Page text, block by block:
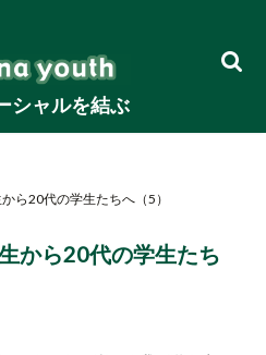
シャルを結ぶ
ら20代の学生たちへ（5）
から20代の学生たち